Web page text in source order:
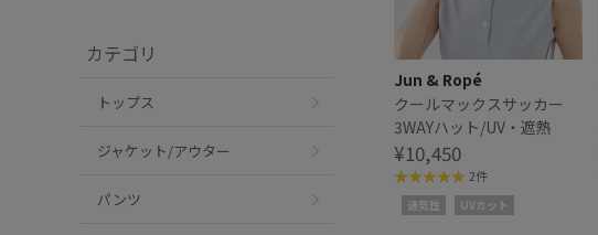
カテゴリ
トップス
ジャケット/アウター
パンツ
Jun & Ropé
クールマックスサッカー
3WAYハット/UV・遮熱
¥10,450
2件
通気性 UVカット